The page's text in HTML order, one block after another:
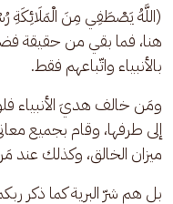
(اللَّهُ يَصْطَفِي مِنَ
هنا، فما بقي من حقيقة فضلٍ
بالأنبياء واتّباعهم فقط.
ومَن خالف هديَ الأنبياء
إلى طرفها، وقام بجميع
ميزان الخالق، وكذلك عند
بل هم شرّ البرية كما ذكر